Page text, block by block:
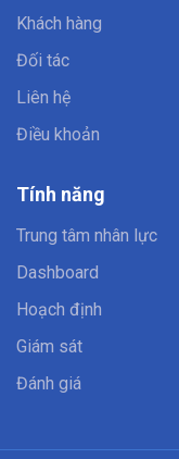
Khách hàng
Đối tác
Liên hệ
Điều khoản
Tính năng
Trung tâm nhân lực
Dashboard
Hoạch định
Giám sát
Đánh giá